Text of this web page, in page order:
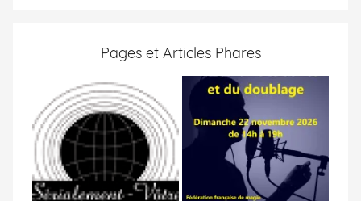
Pages et Articles Phares